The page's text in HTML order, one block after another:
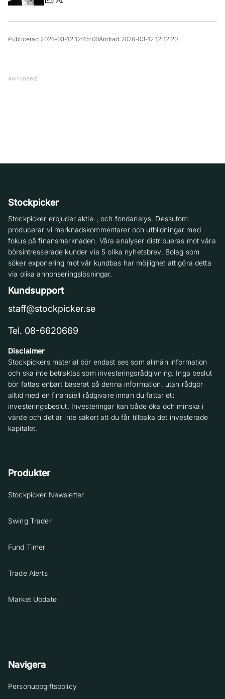
Publicerad 2026-03-12 12:45:00Ändrad 2026-03-12 12:12:20
Annonser
Stockpicker
Stockpicker erbjuder aktie-, och fondanalys. Dessutom
producerar vi marknadskommentarer och utbildningar med
fokus på finansmarknaden. Våra analyser distribueras mot våra
börsintresserade kunder via 5 olika nyhetsbrev. Bolag som
söker exponering mot vår kundbas har möjlighet att göra detta
via olika annonseringslösningar.
Kundsupport
staff@stockpicker.se
Tel. 08-6620669
Disclaimer
Stockpickers material bör endast ses som allmän information
och ska inte betraktas som investeringsrådgivning. Inga beslut
bör fattas enbart baserat på denna information, utan rådgör
alltid med en finansiell rådgivare innan du fattar ett
investeringsbeslut. Investeringar kan både öka och minska i
värde och det är inte säkert att du får tillbaka det investerade
kapitalet.
Produkter
Stockpicker Newsletter
Swing Trader
Fund Timer
Trade Alerts
Market Update
Navigera
Personuppgiftspolicy